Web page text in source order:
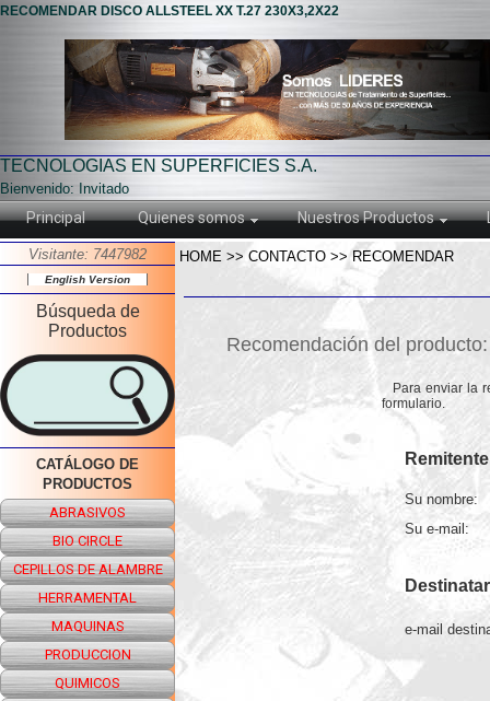
RECOMENDAR DISCO ALLSTEEL XX T.27 230X3,2X22
TECNOLOGIAS EN SUPERFICIES S.A.
Bienvenido: Invitado
Principal Quienes somos Nuestros Productos
Visitante: 7447982
English Version
Búsqueda de
Productos
CATÁLOGO DE
PRODUCTOS
ABRASIVOS
BIO CIRCLE
CEPILLOS DE ALAMBRE
HERRAMENTAL
MAQUINAS
PRODUCCION
QUIMICOS
e-mail
Su nombre:
Su e-mail:
Recomendación del
Para enviar la
formulario.
HOME >> CONTACTO >> RECOMENDAR